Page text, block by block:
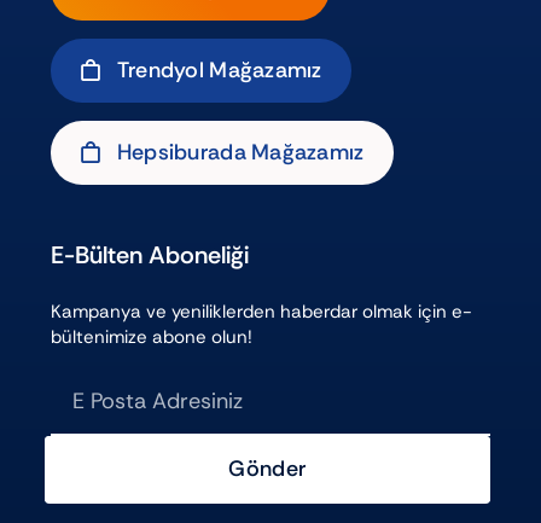
Trendyol Mağazamız
Hepsiburada Mağazamız
E-Bülten Aboneliği
Kampanya ve yeniliklerden haberdar olmak için e-
bültenimize abone olun!
Gönder